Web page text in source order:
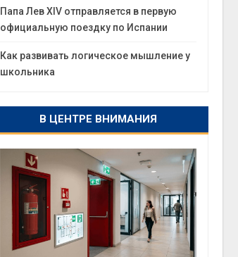
Папа Лев XIV отправляется в первую
официальную поездку по Испании
Как развивать логическое мышление у
школьника
В ЦЕНТРЕ ВНИМАНИЯ